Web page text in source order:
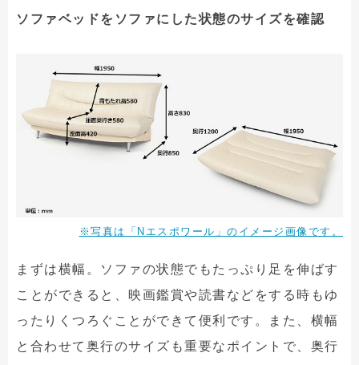
ソファベッドをソファにした状態のサイズを確認
※写真は「Nエスポワール」のイメージ画像です。
まずは横幅。ソファの状態でもたっぷり足を伸ばす
ことができると、映画鑑賞や読書などをする時もゆ
ったりくつろぐことができて便利です。また、横幅
と合わせて奥行のサイズも重要なポイントで、奥行